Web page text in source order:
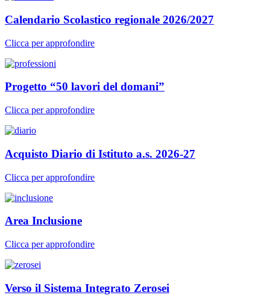
Calendario Scolastico regionale 2026/2027
Clicca per approfondire
Progetto “50 lavori del domani”
Clicca per approfondire
Acquisto Diario di Istituto a.s. 2026-27
Clicca per approfondire
Area Inclusione
Clicca per approfondire
Verso il Sistema Integrato Zerosei